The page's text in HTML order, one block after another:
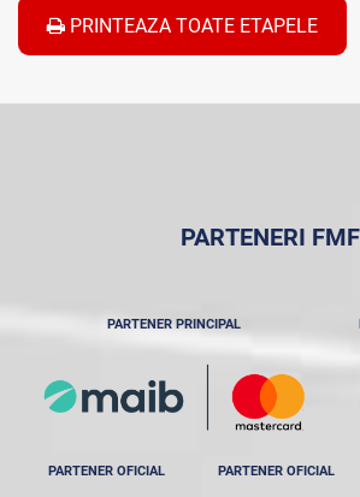
PRINTEAZA TOATE ETAPELE
PARTENERI FMF
PARTENER PRINCIPAL
PARTENER OFICIAL PARTENER OFICIAL